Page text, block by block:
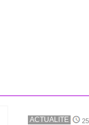
ACTUALITE